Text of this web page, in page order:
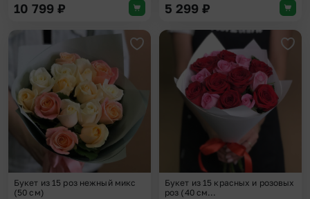
10 799 ₽ 5 299 ₽
Добавить в избранное
Букет из 15 роз нежный микс
(50 см)
Букет из 15 красных и розовых
роз (40 см...